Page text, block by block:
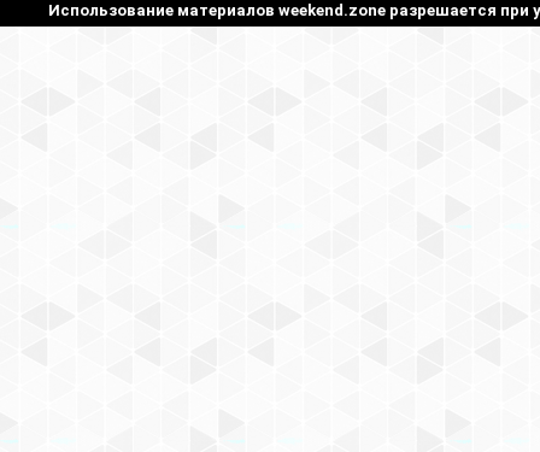
Использование материалов weekend.zone разрешается